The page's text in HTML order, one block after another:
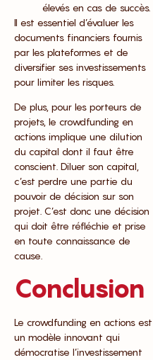
élevés en cas de succès.
Il est essentiel d’évaluer les
documents financiers fournis
par les plateformes et de
diversifier ses investissements
pour limiter les risques.
De plus, pour les porteurs de
projets, le crowdfunding en
actions implique une dilution
du capital dont il faut être
conscient. Diluer son capital,
c’est perdre une partie du
pouvoir de décision sur son
projet. C’est donc une décision
qui doit être réfléchie et prise
en toute connaissance de
cause.
Conclusion
Le crowdfunding en actions est
un modèle innovant qui
démocratise l’investissement